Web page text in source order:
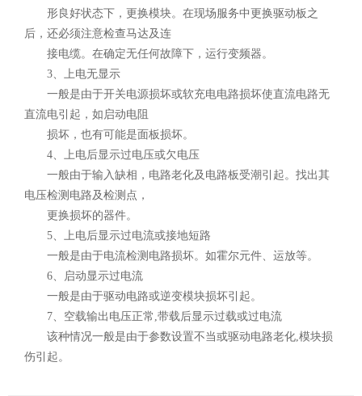
形良好状态下，更换模块。在现场服务中更换驱动板之
后，还必须注意检查马达及连
接电缆。在确定无任何故障下，运行变频器。
3、上电无显示
一般是由于开关电源损坏或软充电电路损坏使直流电路无
直流电引起，如启动电阻
损坏，也有可能是面板损坏。
4、上电后显示过电压或欠电压
一般由于输入缺相，电路老化及电路板受潮引起。找出其
电压检测电路及检测点，
更换损坏的器件。
5、上电后显示过电流或接地短路
一般是由于电流检测电路损坏。如霍尔元件、运放等。
6、启动显示过电流
一般是由于驱动电路或逆变模块损坏引起。
7、空载输出电压正常,带载后显示过载或过电流
该种情况一般是由于参数设置不当或驱动电路老化,模块损
伤引起。